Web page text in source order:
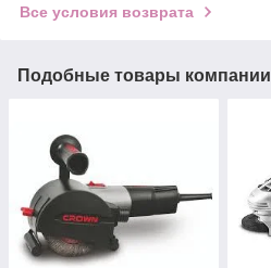
Все условия возврата
Подобные товары компании